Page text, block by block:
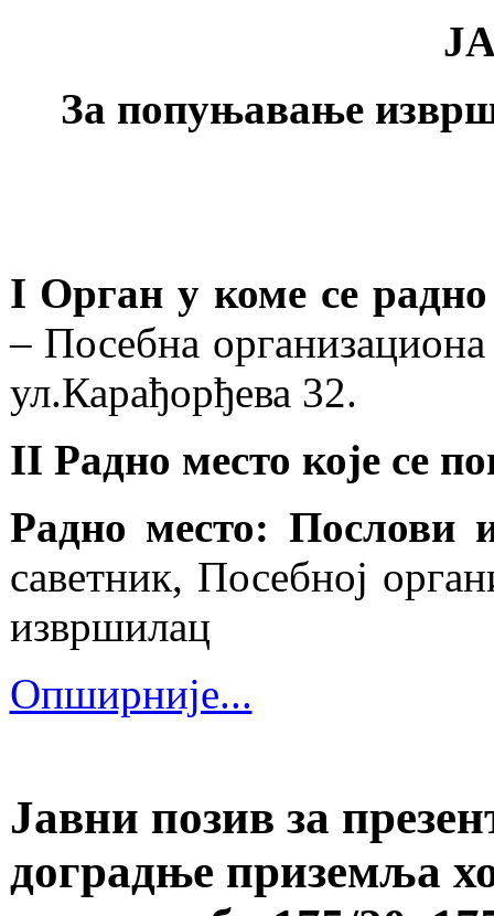
За попуњавање
I Орган у коме се
– Посебна
ул.Карађорђева 32.
II Радно место које се
Радно место: Послови
саветник, Посебној
извршилац
Опширније...
Јавни позив за
доградње приземља